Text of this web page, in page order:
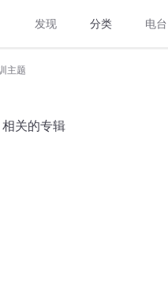
发现 分类 电台
主题
相关的专辑